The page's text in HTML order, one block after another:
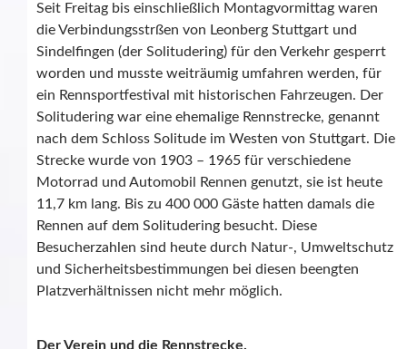
Seit Freitag bis einschließlich Montagvormittag waren
die Verbindungsstrßen von Leonberg Stuttgart und
Sindelfingen (der Solitudering) für den Verkehr gesperrt
worden und musste weiträumig umfahren werden, für
ein Rennsportfestival mit historischen Fahrzeugen. Der
Solitudering war eine ehemalige Rennstrecke, genannt
nach dem Schloss Solitude im Westen von Stuttgart. Die
Strecke wurde von 1903 – 1965 für verschiedene
Motorrad und Automobil Rennen genutzt, sie ist heute
11,7 km lang. Bis zu 400 000 Gäste hatten damals die
Rennen auf dem Solitudering besucht. Diese
Besucherzahlen sind heute durch Natur-, Umweltschutz
und Sicherheitsbestimmungen bei diesen beengten
Platzverhältnissen nicht mehr möglich.
Der Verein und die Rennstrecke.